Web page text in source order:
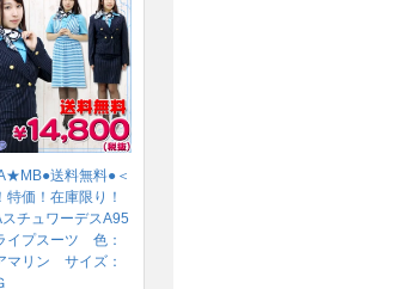
送料無料●＜
特価！在庫限り！
スチュワーデスA95
イプスーツ 色：
マリン サイズ：